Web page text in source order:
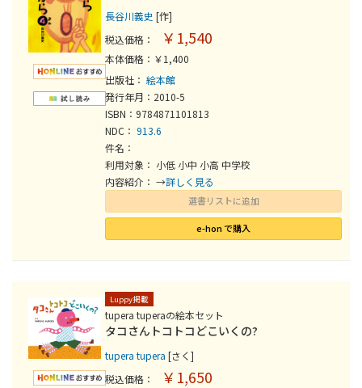
長谷川義史 [作]
税込価格：
￥1,540
本体価格：￥1,400
出版社： 絵本館
発行年月：2010-5
ISBN：9784871101813
NDC： 913.6
件名：
利用対象： 小低 小中 小高 中学校
内容紹介： →詳しく見る
選書リストに追加
e-hon で購入
Luppy掲載
tupera tuperaの絵本セット
タコさんトコトコどこいくの?
tupera tupera [さく]
税込価格：
￥1,650